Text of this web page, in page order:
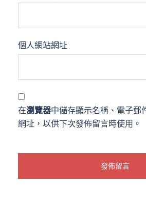
個人網站網址
在瀏覽器中儲存顯示名稱、電子郵
網址，以供下次發佈留言時使用。